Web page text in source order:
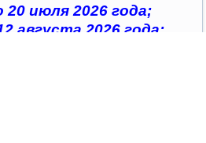
20 июля 2026 года;
августа 2026 года;